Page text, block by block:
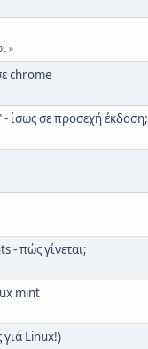
chrome
ίσως σε προσεχή έκδοση;
- πώς γίνεται;
mint
Linux!)